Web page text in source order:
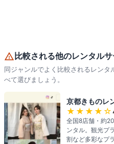
比較される他のレンタル
同ジャンルでよく比較されるレン
べて選びましょう。
京都きものレ
★★★★ ☆
全国8店舗・約
ンタル。観光プ
割など多彩なプ